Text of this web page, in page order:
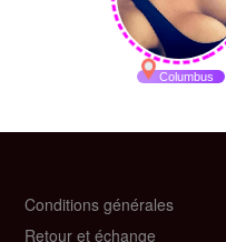
Conditions générales
Retour et échange